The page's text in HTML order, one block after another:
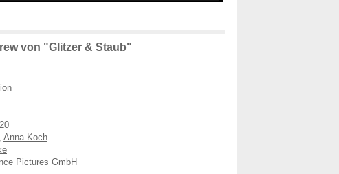
von "Glitzer & Staub"
, Anna Koch
Pictures GmbH